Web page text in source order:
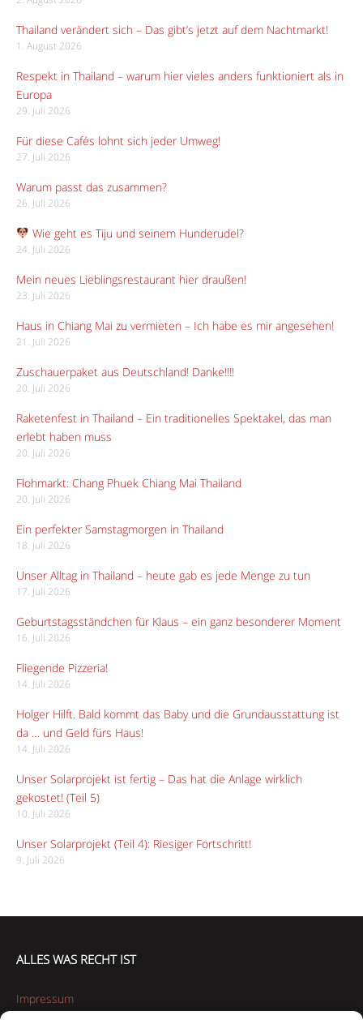
Thailand verändert sich – Das gibt’s jetzt auf dem Nachtmarkt!
1. August 2026
Respekt in Thailand – warum hier vieles anders funktioniert als in
Europa
29. Juli 2026
Für diese Cafés lohnt sich jeder Umweg!
27. Juli 2026
Warum passt das zusammen?
26. Juli 2026
Wie geht es Tiju und seinem Hunderudel?
24. Juli 2026
Mein neues Lieblingsrestaurant hier draußen!
23. Juli 2026
Haus in Chiang Mai zu vermieten – Ich habe es mir angesehen!
21. Juli 2026
Zuschauerpaket aus Deutschland! Danke!!!!
20. Juli 2026
Raketenfest in Thailand – Ein traditionelles Spektakel, das man
erlebt haben muss
20. Juli 2026
Flohmarkt: Chang Phuek Chiang Mai Thailand
20. Juli 2026
Ein perfekter Samstagmorgen in Thailand
18. Juli 2026
Unser Alltag in Thailand – heute gab es jede Menge zu tun
17. Juli 2026
Geburtstagsständchen für Klaus – ein ganz besonderer Moment
16. Juli 2026
Fliegende Pizzeria!
14. Juli 2026
Holger Hilft. Bald kommt das Baby und die Grundausstattung ist
da … und Geld fürs Haus!
14. Juli 2026
Unser Solarprojekt ist fertig – Das hat die Anlage wirklich
gekostet! (Teil 5)
10. Juli 2026
Unser Solarprojekt (Teil 4): Riesiger Fortschritt!
9. Juli 2026
ALLES WAS RECHT IST
Impressum